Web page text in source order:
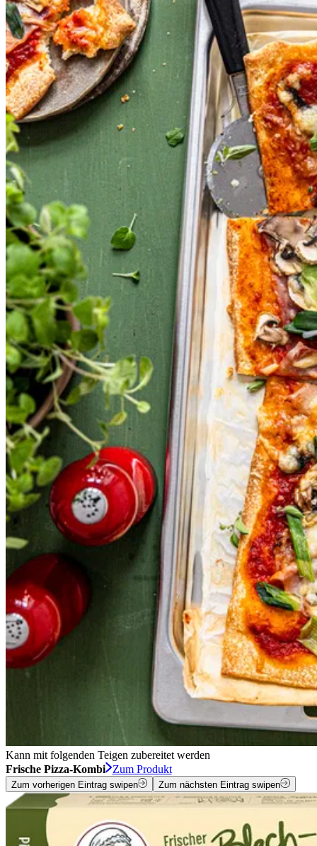
Kann mit folgenden Teigen zubereitet werden
Frische Pizza-Kombi
Zum Produkt
Zum vorherigen Eintrag swipen Zum nächsten Eintrag swipen